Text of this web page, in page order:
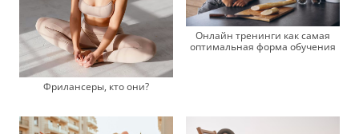
Фрилансеры, кто они?
Онлайн тренинги как самая
оптимальная форма обучения